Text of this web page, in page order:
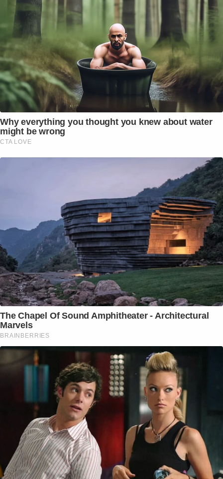
Why everything you thought you knew about water
might be wrong
CTA LOVE
The Chapel Of Sound Amphitheater - Architectural
Marvels
BRAINBERRIES